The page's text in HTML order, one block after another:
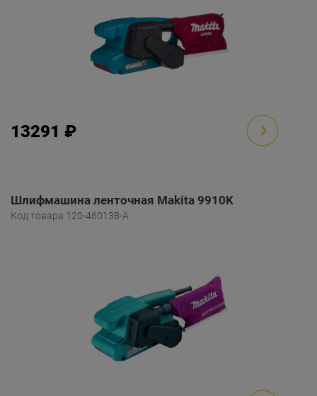
13291 ₽
Шлифмашина ленточная Makita 9910K
Код товара 120-460138-A